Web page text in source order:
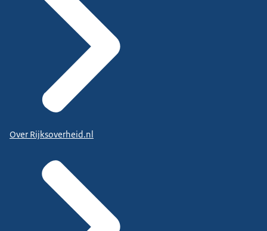
Over Rijksoverheid.nl